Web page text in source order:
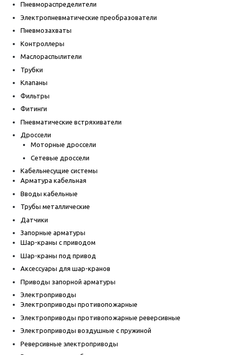
Пневмораспределители
Электропневматические преобразователи
Пневмозахваты
Контроллеры
Маслораспылители
Трубки
Клапаны
Фильтры
Фитинги
Пневматические встряхиватели
Дроссели
Моторные дроссели
Сетевые дроссели
Кабельнесущие системы
Арматура кабельная
Вводы кабельные
Трубы металлические
Датчики
Запорные арматуры
Шар-краны с приводом
Шар-краны под привод
Аксессуары для шар-кранов
Приводы запорной арматуры
Электроприводы
Электроприводы противопожарные
Электроприводы противопожарные реверсивные
Электроприводы воздушные с пружиной
Реверсивные электроприводы